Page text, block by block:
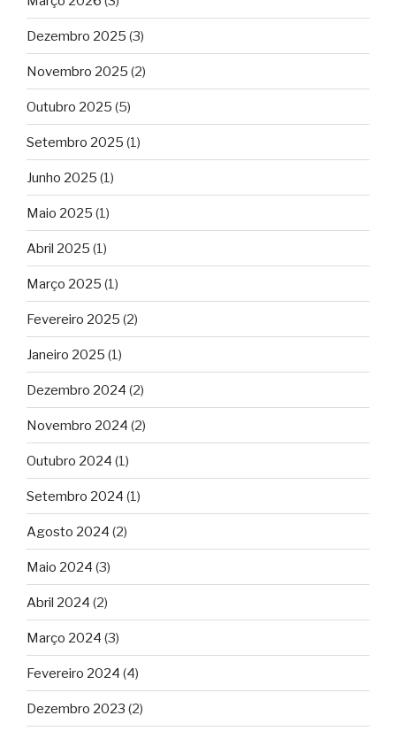
Dezembro 2025 (3)
Novembro 2025 (2)
Outubro 2025 (5)
Setembro 2025 (1)
Junho 2025 (1)
Maio 2025 (1)
Abril 2025 (1)
Março 2025 (1)
Fevereiro 2025 (2)
Janeiro 2025 (1)
Dezembro 2024 (2)
Novembro 2024 (2)
Outubro 2024 (1)
Setembro 2024 (1)
Agosto 2024 (2)
Maio 2024 (3)
Abril 2024 (2)
Março 2024 (3)
Fevereiro 2024 (4)
Dezembro 2023 (2)